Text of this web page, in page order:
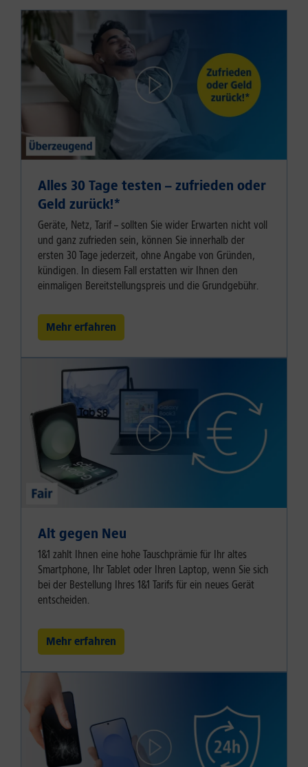
Alles 30 Tage testen – zufrieden oder
Geld zurück!⁠*
Geräte, Netz, Tarif – sollten Sie wider Erwarten nicht voll
und ganz zufrieden sein, können Sie innerhalb der
ersten 30 Tage jederzeit, ohne Angabe von Gründen,
kündigen. In diesem Fall erstatten wir Ihnen den
einmaligen Bereitstellungspreis und die Grundgebühr.
Mehr erfahren
Alt gegen Neu
1&1 zahlt Ihnen eine hohe Tauschprämie für Ihr altes
Smartphone, Ihr Tablet oder Ihren Laptop, wenn Sie sich
bei der Bestellung Ihres 1&1 Tarifs für ein neues Gerät
entscheiden.
Mehr erfahren